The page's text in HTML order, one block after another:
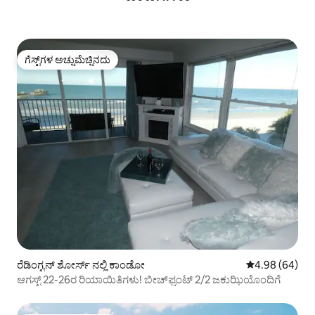
ಗೆಸ್ಟ್‌ಗಳ ಅಚ್ಚುಮೆಚ್ಚಿನದು
ಗೆಸ್ಟ್‌ಗಳ ಅಚ್ಚುಮೆಚ್ಚಿನದು
ರೆಡಿಂಗ್ಟನ್ ಶೋರ್ಸ್ ನಲ್ಲಿ ಕಾಂಡೋ 5 ರಲ್ಲಿ 4.98
4.98 (64)
ಆಗಸ್ಟ್ 22-26ರ ರಿಯಾಯಿತಿಗಳು! ಬೀಚ್‌ಫ್ರಂಟ್ 2/2 ಜಕುಝಿಯೊಂದಿಗೆ